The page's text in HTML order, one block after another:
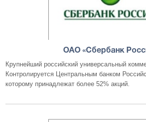
ОАО «Сбербанк
Крупнейший российский универсальный
Контролируется Центральным банком
которому принадлежат более 52% акций.